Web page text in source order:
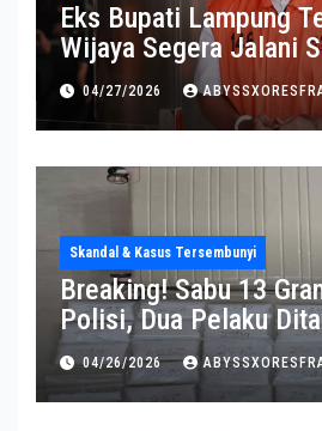
Eks Bupati Lampung
Wijaya Segera Jalani
Soroti
04/27/2026
Skandal & Kasus Tersembunyi
Breaking! Sabu 13
Polisi, Dua Pelaku
Operasi Berlangsung
04/26/2026